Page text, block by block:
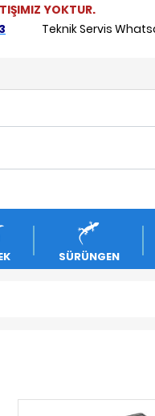
YOKTUR.
Teknik Servis
SÜRÜNGEN